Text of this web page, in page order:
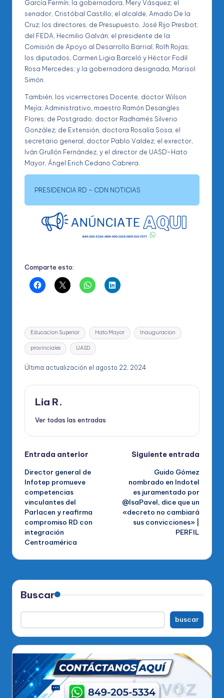
García Fermín; la gobernadora, Mery Vásquez; el
senador, Cristóbal Castillo; el alcalde, Amado De la
Cruz; los directores, de Presupuesto, José Rijo Presbot;
del FEDA, Hecmilio Galván; el presidente de la
Comisión de Apoyo al Desarrollo Barrial, Rolfi Rojas;
los diputados, Carmen Ligia Barceló y Héctor Fodil
Rosa Mercedes; y la gobernadora designada, Marisol
Simón.
También, los vicerrectores Docente, doctor Wilson
Mejía; Administrativo, maestro Ramón Desangles
Flores; de Postgrado, doctor Radhamés Silverio
González; de Extensión, doctora Rosalía Sosa; el
secretario general, doctor Pablo Valdez; el exrector,
Iván Grullón Fernández, y el director de UASD-Hato
Mayor, Ángel Erich Cedano Cabrera.
PRESIDENCIA RD – CDN NOTICIAS
Comparte esto:
Etiquetas:
Educacion Superior Hato Mayor Inauguracion
provinciales UASD
Última actualización el agosto 22, 2024
Lia R.
Ver todas las entradas
Navegación
de
entradas
Entrada anterior
Director general de
Infotep promueve
competencias
vinculantes del
Parlacen y reafirma
compromiso RD con
integración
Centroamérica
Siguiente entrada
Guido Gómez
nombrado en Indotel
es juramentado por
@IsaPavel, dice que un
«decreto no cambiará
sus convicciones» |
PERFIL
Buscar
buscar